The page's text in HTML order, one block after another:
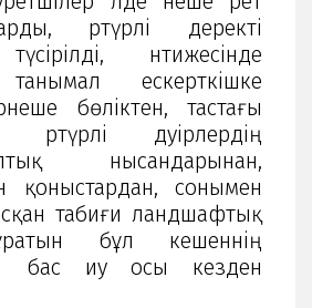
әртүрлі деректі
нәтижесінде
ескерткішке
бөліктен, тастағы
әртүрлі дәуірлердің
нысандарынан,
қоныстардан, сонымен
табиғи ландшафтық
бұл кешеннің
бас иу осы кезден